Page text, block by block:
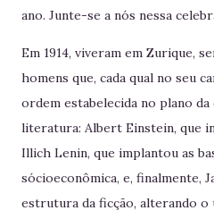
ano. Junte-se a nós nessa
Em 1914, viveram em Zurique,
homens que, cada qual no seu
ordem estabelecida no plano
literatura: Albert Einstein, que
Illich Lenin, que implantou as
sócioeconômica, e, finalmente,
estrutura da ficção, alterando o